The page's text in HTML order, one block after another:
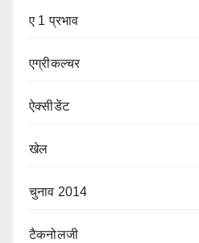
ए 1 प्रभाव
एग्रीकल्चर
ऐक्सीडेंट
खेल
चुनाव 2014
टैकनोलजी